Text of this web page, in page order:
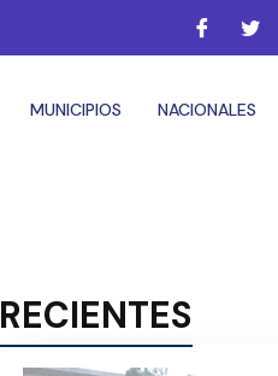
MUNICIPIOS NACIONALES
RECIENTES